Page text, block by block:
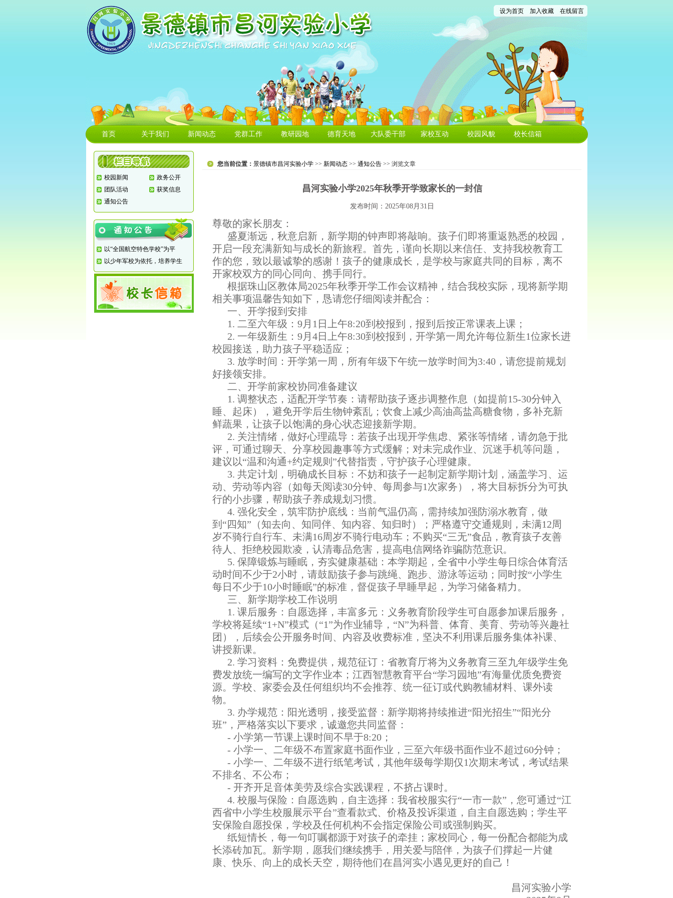
设为首页 加入收藏 在线留言
首页 关于我们 新闻动态 党群工作 教研园地 德育天地 大队委干部 家校互动 校园风貌 校长信箱
校园新闻
政务公开
团队活动
获奖信息
通知公告
以“全国航空特色学校”为平
以少年军校为依托，培养学生
您当前位置： 景德镇市昌河实验小学 >> 新闻动态 >> 通知公告 >> 浏览文章
昌河实验小学2025年秋季开学致家长的一封信
发布时间：2025年08月31日
尊敬的家长朋友：
盛夏渐远，秋意启新，新学期的钟声即将敲响。孩子们即将重返熟悉的校园，
开启一段充满新知与成长的新旅程。首先，谨向长期以来信任、支持我校教育工
作的您，致以最诚挚的感谢！孩子的健康成长，是学校与家庭共同的目标，离不
开家校双方的同心同向、携手同行。
根据珠山区教体局2025年秋季开学工作会议精神，结合我校实际，现将新学期
相关事项温馨告知如下，恳请您仔细阅读并配合：
一、开学报到安排
1. 二至六年级：9月1日上午8:20到校报到，报到后按正常课表上课；
2. 一年级新生：9月4日上午8:30到校报到，开学第一周允许每位新生1位家长进
校园接送，助力孩子平稳适应；
3. 放学时间：开学第一周，所有年级下午统一放学时间为3:40，请您提前规划
好接领安排。
二、开学前家校协同准备建议
1. 调整状态，适配开学节奏：请帮助孩子逐步调整作息（如提前15-30分钟入
睡、起床），避免开学后生物钟紊乱；饮食上减少高油高盐高糖食物，多补充新
鲜蔬果，让孩子以饱满的身心状态迎接新学期。
2. 关注情绪，做好心理疏导：若孩子出现开学焦虑、紧张等情绪，请勿急于批
评，可通过聊天、分享校园趣事等方式缓解；对未完成作业、沉迷手机等问题，
建议以“温和沟通+约定规则”代替指责，守护孩子心理健康。
3. 共定计划，明确成长目标：不妨和孩子一起制定新学期计划，涵盖学习、运
动、劳动等内容（如每天阅读30分钟、每周参与1次家务），将大目标拆分为可执
行的小步骤，帮助孩子养成规划习惯。
4. 强化安全，筑牢防护底线：当前气温仍高，需持续加强防溺水教育，做
到“四知”（知去向、知同伴、知内容、知归时）；严格遵守交通规则，未满12周
岁不骑行自行车、未满16周岁不骑行电动车；不购买“三无”食品，教育孩子友善
待人、拒绝校园欺凌，认清毒品危害，提高电信网络诈骗防范意识。
5. 保障锻炼与睡眠，夯实健康基础：本学期起，全省中小学生每日综合体育活
动时间不少于2小时，请鼓励孩子参与跳绳、跑步、游泳等运动；同时按“小学生
每日不少于10小时睡眠”的标准，督促孩子早睡早起，为学习储备精力。
三、新学期学校工作说明
1. 课后服务：自愿选择，丰富多元：义务教育阶段学生可自愿参加课后服务，
学校将延续“1+N”模式（“1”为作业辅导，“N”为科普、体育、美育、劳动等兴趣社
团），后续会公开服务时间、内容及收费标准，坚决不利用课后服务集体补课、
讲授新课。
2. 学习资料：免费提供，规范征订：省教育厅将为义务教育三至九年级学生免
费发放统一编写的文字作业本；江西智慧教育平台“学习园地”有海量优质免费资
源。学校、家委会及任何组织均不会推荐、统一征订或代购教辅材料、课外读
物。
3. 办学规范：阳光透明，接受监督：新学期将持续推进“阳光招生”“阳光分
班”，严格落实以下要求，诚邀您共同监督：
- 小学第一节课上课时间不早于8:20；
- 小学一、二年级不布置家庭书面作业，三至六年级书面作业不超过60分钟；
- 小学一、二年级不进行纸笔考试，其他年级每学期仅1次期末考试，考试结果
不排名、不公布；
- 开齐开足音体美劳及综合实践课程，不挤占课时。
4. 校服与保险：自愿选购，自主选择：我省校服实行“一市一款”，您可通过“江
西省中小学生校服展示平台”查看款式、价格及投诉渠道，自主自愿选购；学生平
安保险自愿投保，学校及任何机构不会指定保险公司或强制购买。
纸短情长，每一句叮嘱都源于对孩子的牵挂；家校同心，每一份配合都能为成
长添砖加瓦。新学期，愿我们继续携手，用关爱与陪伴，为孩子们撑起一片健
康、快乐、向上的成长天空，期待他们在昌河实小遇见更好的自己！
昌河实验小学